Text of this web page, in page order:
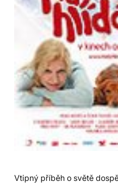
Vtipný příběh o světě